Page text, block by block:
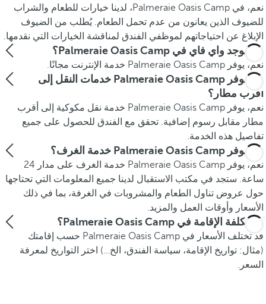
نعم، في Palmeraie Oasis Camp، لدينا خيارات للطعام والشراب
للضيوف الذين يعانون من عدم تحمل الطعام. يُطلب من الضيوف
الإبلاغ عن احتياجاتهم لموظفي الفندق لمناقشة الخيارات التي نقدمها.
هل يوجد واي فاي في Palmeraie Oasis Camp؟
نعم، يوفر Palmeraie Oasis Camp خدمة الإنترنت مجانًا.
هل يوفر Palmeraie Oasis Camp خدمات النقل إلى
أقرب مطار؟
نعم، يوفر Palmeraie Oasis Camp خدمة نقل مكوكية إلى أقرب
مطار مقابل رسوم إضافية. تحقق مع الفندق للحصول على جميع
تفاصيل هذه الخدمة.
هل يوفر Palmeraie Oasis Camp خدمة الغرف؟
نعم، يوفر Palmeraie Oasis Camp خدمة الغرف على مدار 24
ساعة. ستجد في مكتب الاستقبال لدينا جميع المعلومات التي تحتاجها
حول عروض تناول الطعام والمشروبات في الغرفة، بما في ذلك
الأسعار وأوقات العمل والمزيد.
كم تكلفة الإقامة في Palmeraie Oasis Camp؟
قد تختلف الأسعار في Palmeraie Oasis Camp حسب إقامتك
(مثال: تواريخ الإقامة، سياسة الفندق، الخ…) اختر التواريخ لمعرفة
السعر.